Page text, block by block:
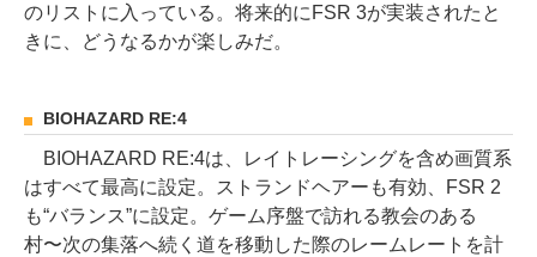
のリストに入っている。将来的にFSR 3が実装されたと
きに、どうなるかが楽しみだ。
BIOHAZARD RE:4
BIOHAZARD RE:4は、レイトレーシングを含め画質系
はすべて最高に設定。ストランドヘアーも有効、FSR 2
も“バランス”に設定。ゲーム序盤で訪れる教会のある
村〜次の集落へ続く道を移動した際のレームレートを計